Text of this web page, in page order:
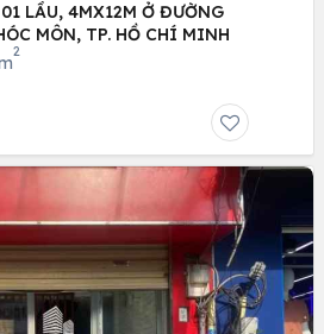
MÔN, TP. HỒ CHÍ MINH
2